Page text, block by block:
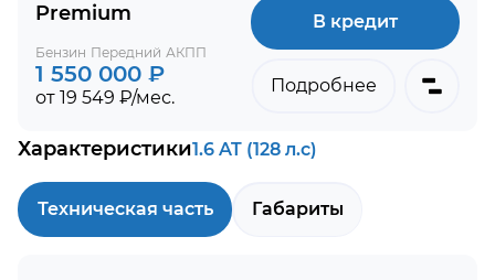
Premium
Бензин Передний АКПП
1 550 000 ₽
от 19 549 ₽/мес.
В кредит
Подробнее
Характеристики1.6 AT (128 л.с)
Техническая часть Габариты